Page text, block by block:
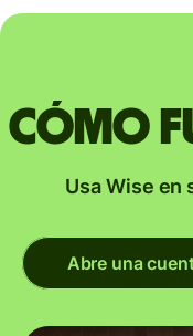
Cómo
Usa Wise en
Abre una